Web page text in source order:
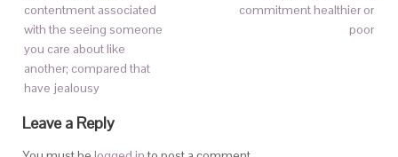
contentment associated
with the seeing someone
you care about like
another; compared that
have jealousy
commitment healthier or
poor
Leave a Reply